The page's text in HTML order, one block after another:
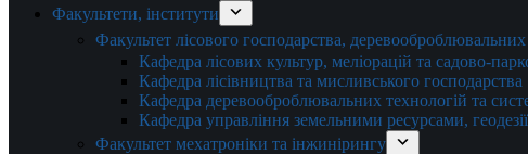
Факультети, інститути
Факультет лісового господарства,
Кафедра лісових культур, меліорацій та садово-
Кафедра лісівництва та мисливського господарства
Кафедра деревооброблювальних технологій та
Кафедра управління земельними ресурсами,
Факультет мехатроніки та інжинірингу